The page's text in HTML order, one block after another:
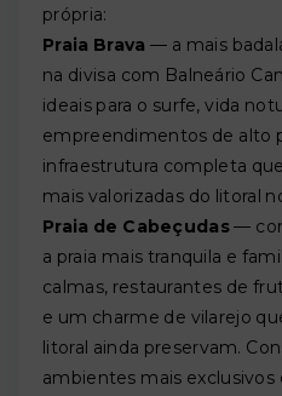
própria:
Praia Brava — a mais
na divisa com Balneário
ideais para o surfe, vida
empreendimentos de alto
infraestrutura completa
mais valorizadas do litoral
Praia de Cabeçudas—
a praia mais tranquila e
calmas, restaurantes de
e um charme de vilarejo
litoral ainda preservam.
ambientes mais exclusivos